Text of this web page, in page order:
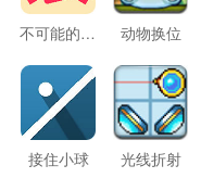
不可能的飞跃 动物换位
接住小球 光线折射